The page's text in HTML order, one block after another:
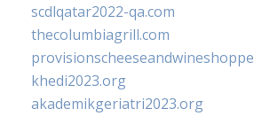
scdlqatar2022-qa.com
thecolumbiagrill.com
khedi2023.org
akademikgeriatri2023.org